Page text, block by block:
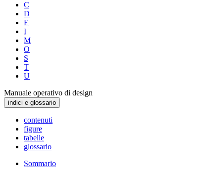
C
D
E
I
M
O
S
T
U
Manuale operativo di design
indici e glossario
contenuti
figure
tabelle
glossario
Sommario